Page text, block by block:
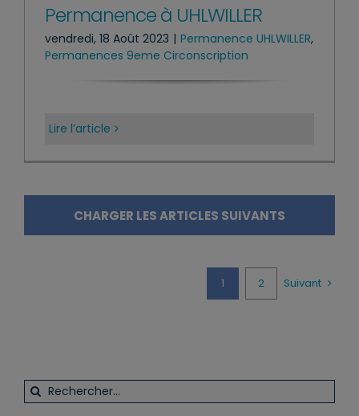
Permanence à UHLWILLER
vendredi, 18 Août 2023 | Permanence UHLWILLER,
Permanences 9eme Circonscription
Lire l’article
CHARGER LES ARTICLES SUIVANTS
1 2 Suivant
Rechercher: